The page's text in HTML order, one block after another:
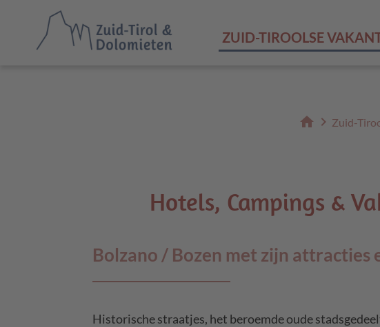
ZUID-TIROOLSE
home chevron_right Zuid-
Hotels, Campings &
Bolzano / Bozen met zijn attracties
Historische straatjes, het beroemde oude